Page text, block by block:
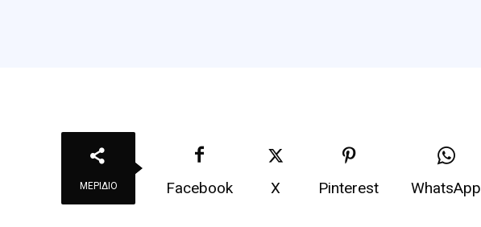
ΜΕΡΊΔΙΟ Facebook X Pinterest WhatsApp